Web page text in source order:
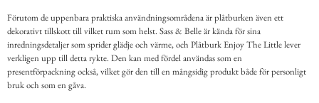
Förutom de uppenbara praktiska användningsområdena är plåtburken även ett
dekorativt tillskott till vilket rum som helst. Sass & Belle är kända för sina
inredningsdetaljer som sprider glädje och värme, och Plåtburk Enjoy The Little lever
verkligen upp till detta rykte. Den kan med fördel användas som en
presentförpackning också, vilket gör den till en mångsidig produkt både för personligt
bruk och som en gåva.